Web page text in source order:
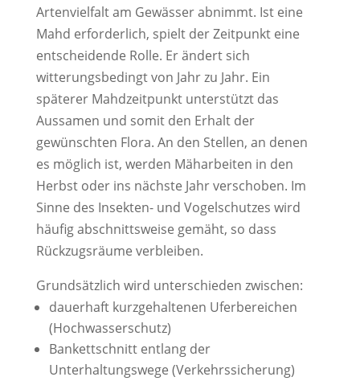
Artenvielfalt am Gewässer abnimmt. Ist eine
Mahd erforderlich, spielt der Zeitpunkt eine
entscheidende Rolle. Er ändert sich
witterungsbedingt von Jahr zu Jahr. Ein
späterer Mahdzeitpunkt unterstützt das
Aussamen und somit den Erhalt der
gewünschten Flora. An den Stellen, an denen
es möglich ist, werden Mäharbeiten in den
Herbst oder ins nächste Jahr verschoben. Im
Sinne des Insekten- und Vogelschutzes wird
häufig abschnittsweise gemäht, so dass
Rückzugsräume verbleiben.
Grundsätzlich wird unterschieden zwischen:
dauerhaft kurzgehaltenen Uferbereichen
(Hochwasserschutz)
Bankettschnitt entlang der
Unterhaltungswege (Verkehrssicherung)